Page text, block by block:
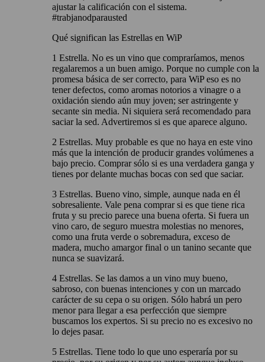
ajustar la calificación con el sistema.
#trabjanodparausted
Qué significan las Estrellas en WiP
1 Estrella. No es un vino que compraríamos, menos
regalaremos a un buen amigo. Porque no cumple con la
promesa básica de ser correcto, para WiP eso es no
tener defectos, como aromas notorios a vinagre o a
oxidación siendo aún muy joven; ser astringente y
secante sin media. Ni siquiera será recomendado para
saciar la sed. Advertiremos si es que aparece alguno.
2 Estrellas. Muy probable es que no haya en este vino
más que la intención de producir grandes volúmenes a
bajo precio. Comprar sólo si es una verdadera ganga y
tienes por delante muchas bocas con sed que saciar.
3 Estrellas. Bueno vino, simple, aunque nada en él
sobresaliente. Vale pena comprar si es que tiene rica
fruta y su precio parece una buena oferta. Si fuera un
vino caro, de seguro muestra molestias no menores,
como una fruta verde o sobremadura, exceso de
madera, mucho amargor final o un tanino secante que
nunca se suavizará.
4 Estrellas. Se las damos a un vino muy bueno,
sabroso, con buenas intenciones y con un marcado
carácter de su cepa o su origen. Sólo habrá un pero
menor para llegar a esa perfección que siempre
buscamos los expertos. Si su precio no es excesivo no
lo dejes pasar.
5 Estrellas. Tiene todo lo que uno esperaría por su